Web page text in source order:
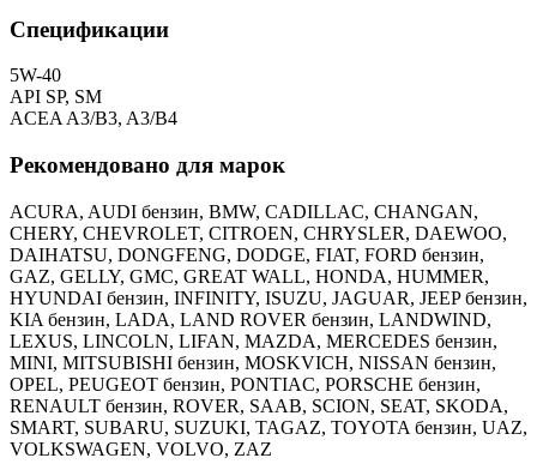
Спецификации
5W-40
API SP, SM
ACEA A3/B3, A3/B4
Рекомендовано для марок
ACURA, AUDI бензин, BMW, CADILLAC, CHANGAN,
CHERY, CHEVROLET, CITROEN, CHRYSLER, DAEWOO,
DAIHATSU, DONGFENG, DODGE, FIAT, FORD бензин,
GAZ, GELLY, GMC, GREAT WALL, HONDA, HUMMER,
HYUNDAI бензин, INFINITY, ISUZU, JAGUAR, JEEP бензин,
KIA бензин, LADA, LAND ROVER бензин, LANDWIND,
LEXUS, LINCOLN, LIFAN, MAZDA, MERCEDES бензин,
MINI, MITSUBISHI бензин, MOSKVICH, NISSAN бензин,
OPEL, PEUGEOT бензин, PONTIAC, PORSCHE бензин,
RENAULT бензин, ROVER, SAAB, SCION, SEAT, SKODA,
SMART, SUBARU, SUZUKI, TAGAZ, TOYOTA бензин, UAZ,
VOLKSWAGEN, VOLVO, ZAZ